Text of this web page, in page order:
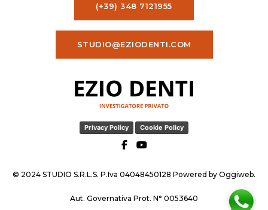
(+39) 348 7121955
STUDIO@EZIODENTI.COM
Privacy Policy Cookie Policy
© 2024 STUDIO S.R.L.S. P.Iva 04048450128 Powered by Oggiweb.
Aut. Governativa Prot. N° 0053640